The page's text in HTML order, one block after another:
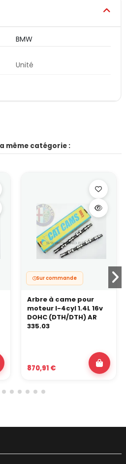
BMW
Unité
même catégorie :
Sur commande
Arbre à came pour
moteur I-4cyl 1.4L 16v
DOHC (DTH/DTH) AR
335.03
870,91 €